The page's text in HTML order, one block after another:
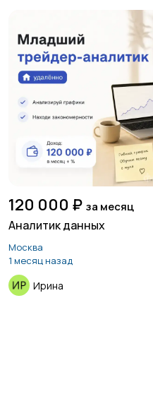
120 000 ₽ за месяц
Аналитик данных
Москва
1 месяц назад
Ирина